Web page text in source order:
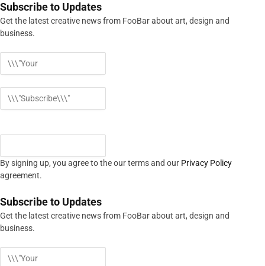
Subscribe to Updates
Get the latest creative news from FooBar about art, design and
business.
By signing up, you agree to the our terms and our Privacy Policy
agreement.
Subscribe to Updates
Get the latest creative news from FooBar about art, design and
business.